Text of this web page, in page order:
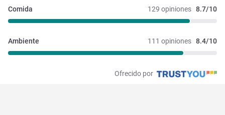
129 opiniones 8.7/10
Comida
111 opiniones 8.4/10
Ambiente
Ofrecido por